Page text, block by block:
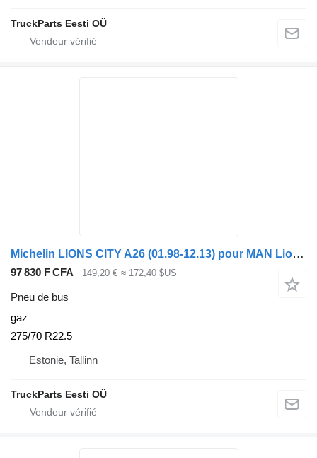
TruckParts Eesti OÜ
Michelin LIONS CITY A26 (01.98-12.13) pour MAN Lion's bus (1991-)
97 830 F CFA 149,20 € ≈ 172,40 $US
Pneu de bus
gaz
275/70 R22.5
Estonie, Tallinn
TruckParts Eesti OÜ